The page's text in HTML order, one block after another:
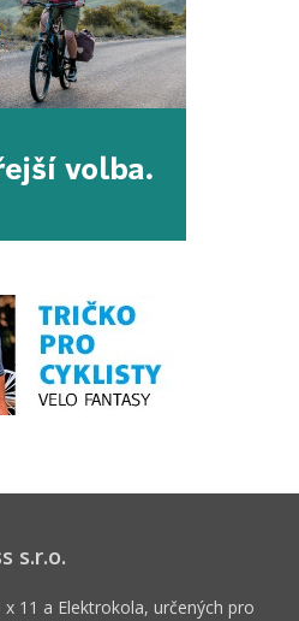
s.r.o.
11 a Elektrokola, určených pro